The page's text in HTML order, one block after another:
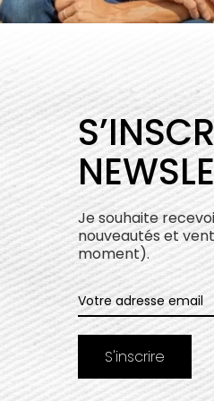
Je souhaite
nouveautés et
moment).